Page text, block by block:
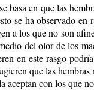
ba­sa en que las
se ha ob­ser­va­do en
a los que no son
del olor de los
en es­te ras­go
que las
acep­tan con los que